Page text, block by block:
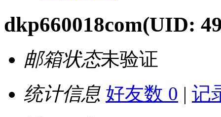
dkp660018com(UID:
邮箱状态未验证
统计信息 好友数 0 | 记